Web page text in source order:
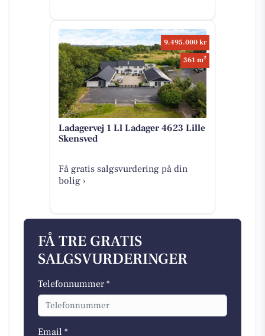
9.495.000 kr
361 m2
Ladagervej 1 Ll Ladager 4623 Lille
Skensved
Få gratis salgsvurdering på din
bolig ›
FÅ TRE GRATIS
SALGSVURDERINGER
Telefonnummer *
Email *